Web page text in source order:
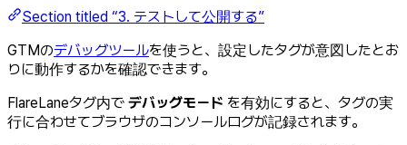
Section titled “3. テストして公開する”
GTMのデバッグツールを使うと、設定したタグが意図したとお
りに動作するかを確認できます。
FlareLaneタグ内で デバッグモード を有効にすると、タグの実
行に合わせてブラウザのコンソールログが記録されます。